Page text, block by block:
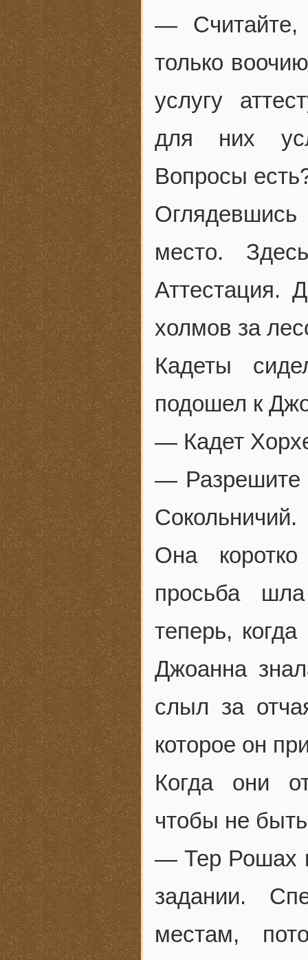
—
только
услугу
для них
Вопросы
место.
Аттестация.
холмов за
Кадеты
подошел к
— Кадет
— Разрешите
Сокольничий.
Она
просьба
теперь,
Джоанна
слыл за
которое он
Когда они
чтобы не
— Тер Рошах
задании.
местам,